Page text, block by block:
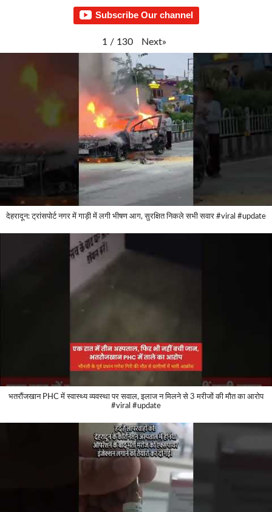
Subscribe Our channel
1 / 130 Next»
देहरादून: ट्रांसपोर्ट नगर में गाड़ी में लगी भीषण आग, सुरक्षित निकले सभी सवार #viral #update
भतरौंजखान PHC में स्वास्थ्य व्यवस्था पर सवाल, इलाज न मिलने से 3 मरीजों की मौत का आरोप
#viral #update